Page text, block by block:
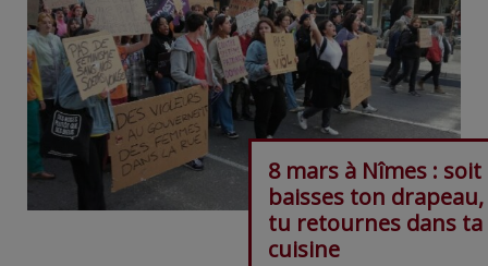
8 mars à Nîmes :
baisses ton
tu retournes dans ta
cuisine